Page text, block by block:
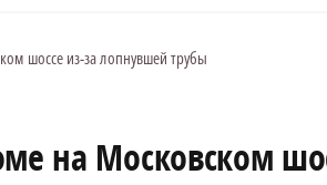
шоссе из-за лопнувшей трубы
на Московском